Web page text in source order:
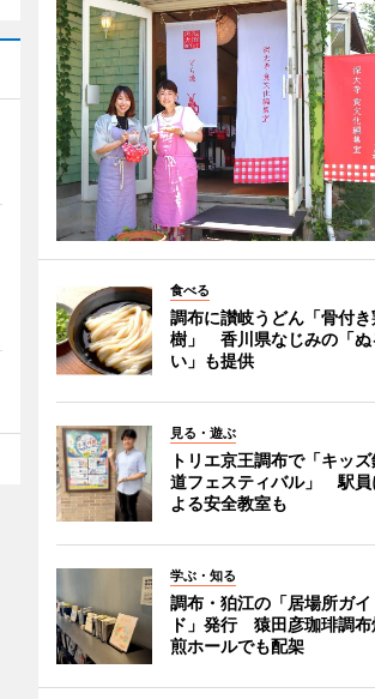
食べる
調布に讃岐うどん「骨付き
樹」 香川県なじみの「ぬ
い」も提供
見る・遊ぶ
トリエ京王調布で「キッズ
道フェスティバル」 駅員
よる安全教室も
学ぶ・知る
調布・狛江の「居場所ガイ
ド」発行 猿田彦珈琲調布
煎ホールでも配架